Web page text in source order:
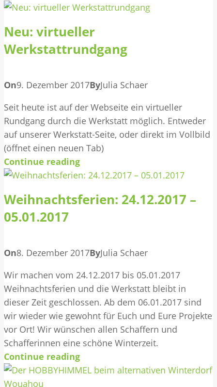
Neu: virtueller
Werkstattrundgang
On9. Dezember 2017ByJulia Schaer
Seit heute ist auf der Webseite ein virtueller
Rundgang durch die Werkstatt möglich. Entweder
auf unserer Werkstatt-Seite, oder direkt im Vollbild
(öffnet einen neuen Tab)
Continue reading
Weihnachtsferien: 24.12.2017 –
05.01.2017
On8. Dezember 2017ByJulia Schaer
Wir machen vom 24.12.2017 bis 05.01.2017
Weihnachtsferien und die Werkstatt bleibt in
dieser Zeit geschlossen. Ab dem 06.01.2017 sind
wir wieder wie gewohnt für Euch und Eure Projekte
vor Ort! Wir wünschen allen Schaffern und
Schafferinnen eine schöne Winterzeit.
Continue reading